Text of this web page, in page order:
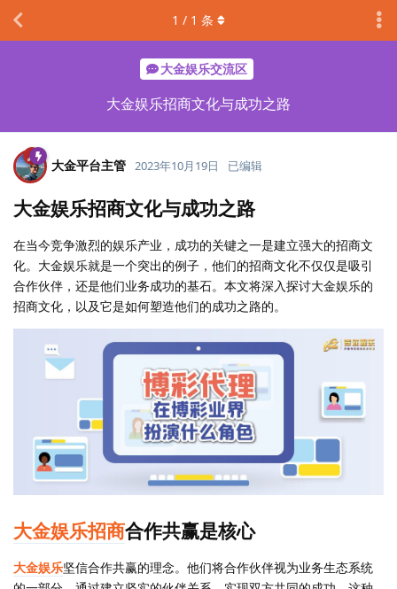
大金娱乐交流区
大金娱乐招商文化与成功之路
1 / 1 条
大金平台主管 2023年10月19日 已编辑
大金娱乐招商文化与成功之路
在当今竞争激烈的娱乐产业，成功的关键之一是建立强大的招商文
化。大金娱乐就是一个突出的例子，他们的招商文化不仅仅是吸引
合作伙伴，还是他们业务成功的基石。本文将深入探讨大金娱乐的
招商文化，以及它是如何塑造他们的成功之路的。
大金娱乐招商合作共赢是核心
大金娱乐坚信合作共赢的理念。他们将合作伙伴视为业务生态系统